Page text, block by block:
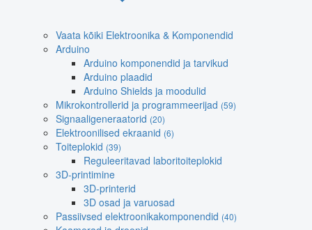
Vaata kõiki Elektroonika & Komponendid
Arduino
Arduino komponendid ja tarvikud
Arduino plaadid
Arduino Shields ja moodulid
Mikrokontrollerid ja programmeerijad (59)
Signaaligeneraatorid (20)
Elektroonilised ekraanid (6)
Toiteplokid (39)
Reguleeritavad laboritoiteplokid
3D-printimine
3D-printerid
3D osad ja varuosad
Passiivsed elektroonikakomponendid (40)